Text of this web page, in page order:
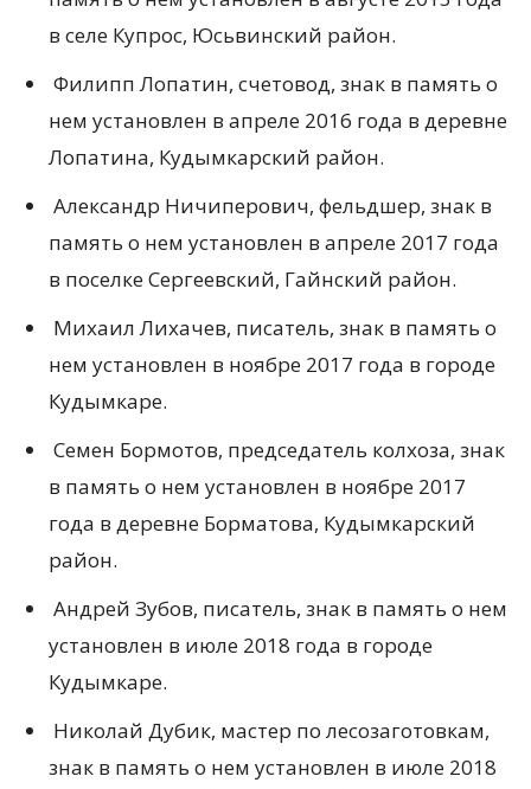
в селе Купрос, Юсьвинский район.
Филипп Лопатин, счетовод, знак в память о
нем установлен в апреле 2016 года в деревне
Лопатина, Кудымкарский район.
Александр Ничиперович, фельдшер, знак в
память о нем установлен в апреле 2017 года
в поселке Сергеевский, Гайнский район.
Михаил Лихачев, писатель, знак в память о
нем установлен в ноябре 2017 года в городе
Кудымкаре.
Семен Бормотов, председатель колхоза, знак
в память о нем установлен в ноябре 2017
года в деревне Борматова, Кудымкарский
район.
Андрей Зубов, писатель, знак в память о нем
установлен в июле 2018 года в городе
Кудымкаре.
Николай Дубик, мастер по лесозаготовкам,
знак в память о нем установлен в июле 2018